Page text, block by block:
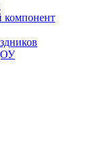
компонент